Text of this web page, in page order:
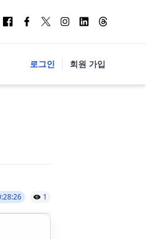
로그인 회원 가입
1